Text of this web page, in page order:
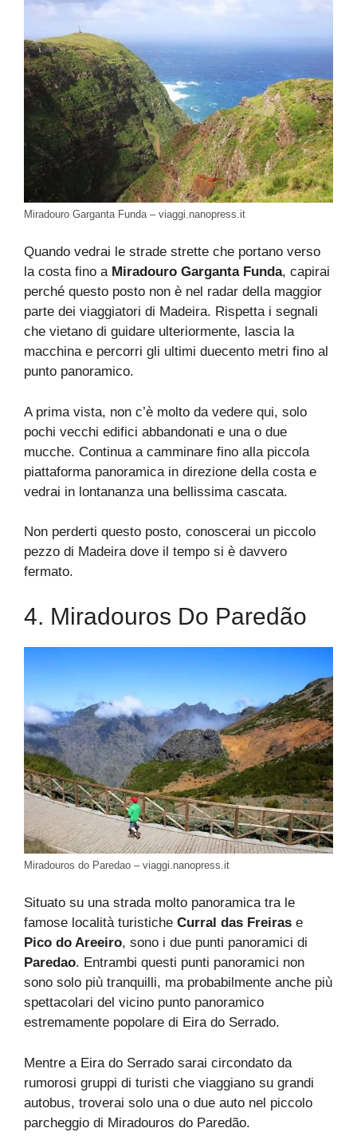
Miradouro Garganta Funda – viaggi.nanopress.it
Quando vedrai le strade strette che portano verso
la costa fino a Miradouro Garganta Funda, capirai
perché questo posto non è nel radar della maggior
parte dei viaggiatori di Madeira. Rispetta i segnali
che vietano di guidare ulteriormente, lascia la
macchina e percorri gli ultimi duecento metri fino al
punto panoramico.
A prima vista, non c’è molto da vedere qui, solo
pochi vecchi edifici abbandonati e una o due
mucche. Continua a camminare fino alla piccola
piattaforma panoramica in direzione della costa e
vedrai in lontananza una bellissima cascata.
Non perderti questo posto, conoscerai un piccolo
pezzo di Madeira dove il tempo si è davvero
fermato.
4. Miradouros Do Paredão
Miradouros do Paredao – viaggi.nanopress.it
Situato su una strada molto panoramica tra le
famose località turistiche Curral das Freiras e
Pico do Areeiro, sono i due punti panoramici di
Paredao. Entrambi questi punti panoramici non
sono solo più tranquilli, ma probabilmente anche più
spettacolari del vicino punto panoramico
estremamente popolare di Eira do Serrado.
Mentre a Eira do Serrado sarai circondato da
rumorosi gruppi di turisti che viaggiano su grandi
autobus, troverai solo una o due auto nel piccolo
parcheggio di Miradouros do Paredão.